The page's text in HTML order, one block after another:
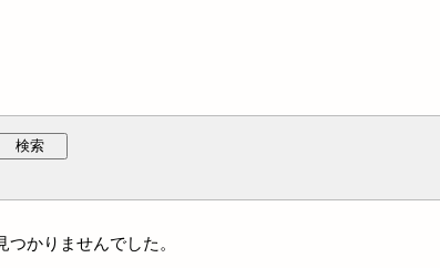
検索
かりませんでした。